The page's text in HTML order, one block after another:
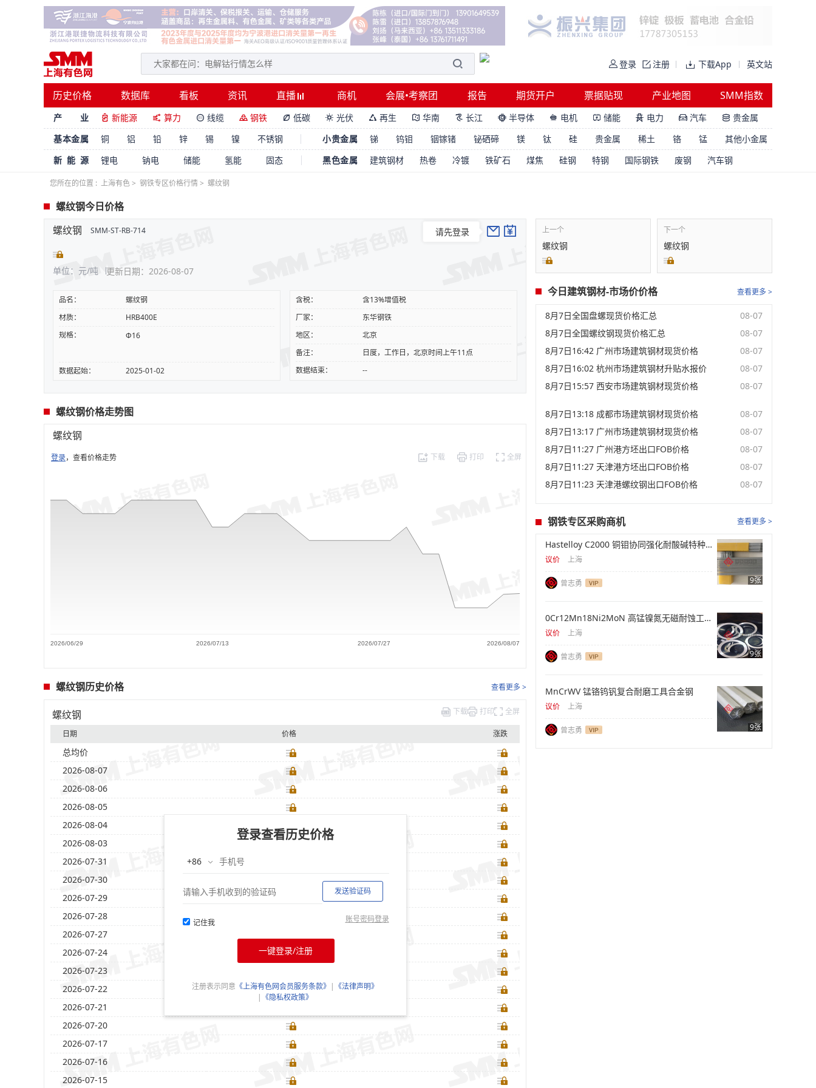
登录 注册 下载App 英文站
历史价格 数据库 看板 资讯 直播 商机 会展•考察团 报告 期货开户 票据贴现 产业地图 SMM指数
产 业  新能源  算力  线缆  钢铁  低碳  光伏  再生  华南  长江  半导体  电机  储能  电力  汽车  贵金属
基本金属
铜 铝 铅 锌 锡 镍 不锈钢 小贵金属 锑 钨钼 铟镓锗 铋硒碲 镁 钛 硅 贵金属 稀土 铬 锰
其他小金属
新能源
锂电 钠电 储能 氢能 固态 黑色金属 建筑钢材 热卷 冷镀 铁矿石 煤焦 硅钢 特钢 国际钢铁 废钢 汽车钢
您所在的位置 : 上海有色> 钢铁专区价格行情> 螺纹钢
螺纹钢今日价格
螺纹钢
SMM-ST-RB-714
单位：元/吨 更新日期：2026-08-07
请先登录
品名：
螺纹钢
材质：
HRB400E
规格：
Φ16
数据起始： 2025-01-02
含税：
含13%增值税
厂家：
东华钢铁
地区：
北京
备注：
日度，工作日，北京时间上午11点
数据结束：
--
螺纹钢价格走势图
螺纹钢
2026/06/29 2026/07/13 2026/07/27 2026/08/07
登录，查看价格走势 下载 打印 全屏
螺纹钢历史价格 查看更多 >
螺纹钢 下载 打印 全屏
日期 价格 涨跌
总均价
2026-08-07
2026-08-06
2026-08-05
2026-08-04
2026-08-03
2026-07-31
2026-07-30
2026-07-29
2026-07-28
2026-07-27
2026-07-24
2026-07-23
2026-07-22
2026-07-21
2026-07-20
2026-07-17
2026-07-16
2026-07-15
登录查看历史价格
发送验证码
记住我 账号密码登录
一键登录/注册
注册表示同意 《上海有色网会员服务条款》 | 《法律声明》
| 《隐私权政策》
上一个
螺纹钢
下一个
螺纹钢
今日建筑钢材-市场价价格 查看更多 >
8月7日全国盘螺现货价格汇总
08-07
8月7日全国螺纹钢现货价格汇总
08-07
8月7日16:42 广州市场建筑钢材现货价格
08-07
8月7日16:02 杭州市场建筑钢材升贴水报价
08-07
8月7日15:57 西安市场建筑钢材现货价格
08-07
8月7日13:18 成都市场建筑钢材现货价格
08-07
8月7日13:17 广州市场建筑钢材现货价格
08-07
8月7日11:27 广州港方坯出口FOB价格
08-07
8月7日11:27 天津港方坯出口FOB价格
08-07
8月7日11:23 天津港螺纹钢出口FOB价格
08-07
钢铁专区采购商机 查看更多 >
Hastelloy C2000 铜钼协同强化耐酸碱特种合金
议价 上海
曾志勇 9张
0Cr12Mn18Ni2MoN 高锰镍氮无磁耐蚀工程钢材
议价 上海
曾志勇 9张
MnCrWV 锰铬钨钒复合耐磨工具合金钢
议价 上海
曾志勇 9张